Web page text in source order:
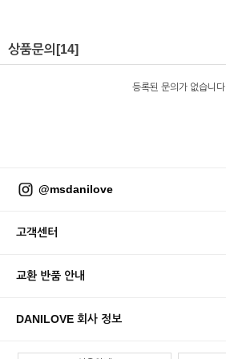
상품문의 [14]
등록된 문의가 없습니다.
@msdanilove
고객센터
교환 반품 안내
DANILOVE 회사 정보